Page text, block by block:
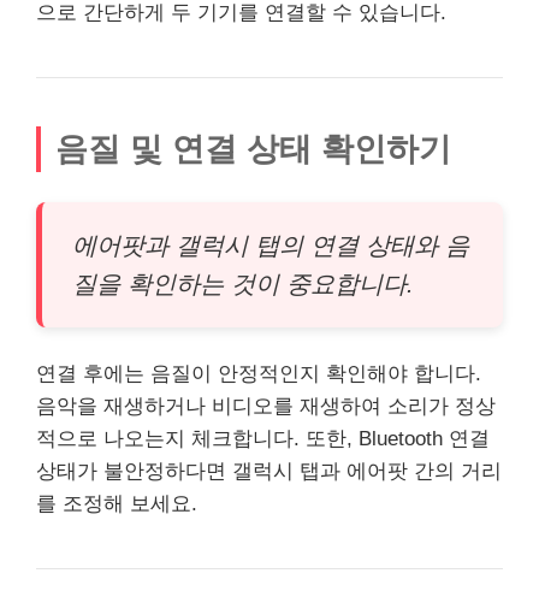
으로 간단하게 두 기기를 연결할 수 있습니다.
음질 및 연결 상태 확인하기
에어팟과 갤럭시 탭의 연결 상태와 음
질을 확인하는 것이 중요합니다.
연결 후에는 음질이 안정적인지 확인해야 합니다.
음악을 재생하거나 비디오를 재생하여 소리가 정상
적으로 나오는지 체크합니다. 또한, Bluetooth 연결
상태가 불안정하다면 갤럭시 탭과 에어팟 간의 거리
를 조정해 보세요.